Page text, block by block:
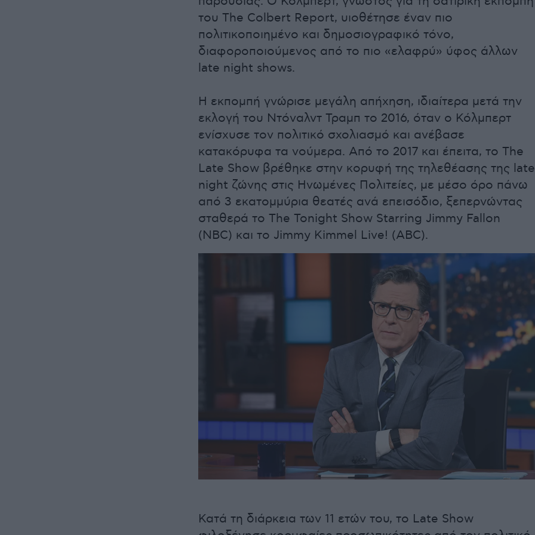
του The Colbert Report, υιοθέτησε έναν πιο
πολιτικοποιημένο και δημοσιογραφικό τόνο,
διαφοροποιούμενος από το πιο «ελαφρύ» ύφος άλλων
late night shows.
Η εκπομπή γνώρισε μεγάλη απήχηση, ιδιαίτερα μετά την
εκλογή του Ντόναλντ Τραμπ το 2016, όταν ο Κόλμπερτ
ενίσχυσε τον πολιτικό σχολιασμό και ανέβασε
κατακόρυφα τα νούμερα. Από το 2017 και έπειτα, το The
Late Show βρέθηκε στην κορυφή της τηλεθέασης της late
night ζώνης στις Ηνωμένες Πολιτείες, με μέσο όρο πάνω
από 3 εκατομμύρια θεατές ανά επεισόδιο, ξεπερνώντας
σταθερά το The Tonight Show Starring Jimmy Fallon
(NBC) και το Jimmy Kimmel Live! (ABC).
Κατά τη διάρκεια των 11 ετών του, το Late Show